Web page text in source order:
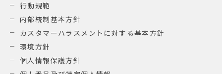
行動規範
内部統制基本方針
カスタマーハラスメントに対する基本方針
環境方針
個人情報保護方針